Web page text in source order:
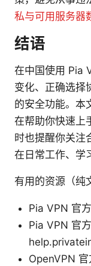
私与可用服务器
结语
在中国使用 Pia
变化、正确选择
的安全功能。本
在帮助你快速上
时也提醒你关注
在日常工作、学
有用的资源（纯
Pia VPN 官
Pia VPN 官
OpenVPN